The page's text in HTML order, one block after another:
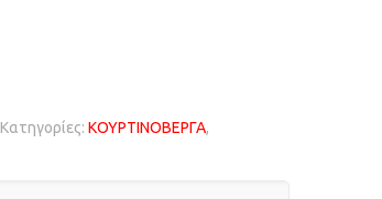
Κατηγορίες: ΚΟΥΡΤΙΝΟΒΕΡΓΑ,